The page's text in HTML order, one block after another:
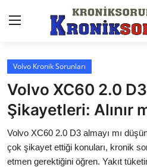
Anasayfa
Markalar
İletişim
Trafik & Cezalar
Volvo Kronik Sorunları
Volvo XC60 2.0 D3
Şikayetleri: Alınır
Volvo XC60 2.0 D3 almayı mı
çok şikayet ettiği konuları, kronik
etmen gerektiğini öğren. Yakıt